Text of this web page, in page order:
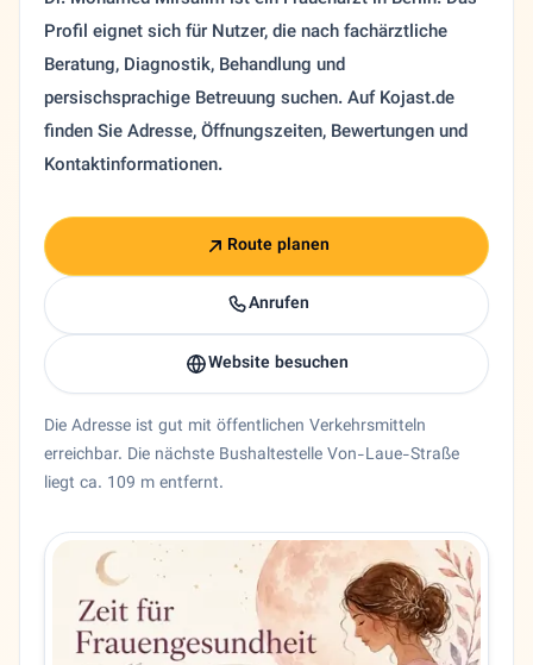
Profil eignet sich für Nutzer, die nach fachärztliche
Beratung, Diagnostik, Behandlung und
persischsprachige Betreuung suchen. Auf Kojast.de
finden Sie Adresse, Öffnungszeiten, Bewertungen und
Kontaktinformationen.
Route planen
Anrufen
Website besuchen
Die Adresse ist gut mit öffentlichen Verkehrsmitteln
erreichbar. Die nächste Bushaltestelle Von-Laue-Straße
liegt ca. 109 m entfernt.
Frauenarzt Dr. Mohamed Mirsalim in Berlin, Berlin. 🇩🇪
Bundesland
Berlin
Stadt
Berlin